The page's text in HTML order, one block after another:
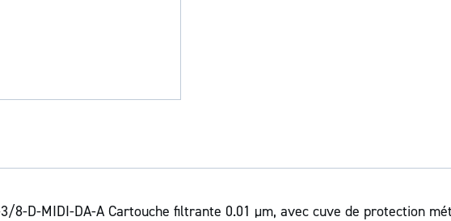
8-D-MIDI-DA-A Cartouche filtrante 0.01 µm, avec cuve de protection